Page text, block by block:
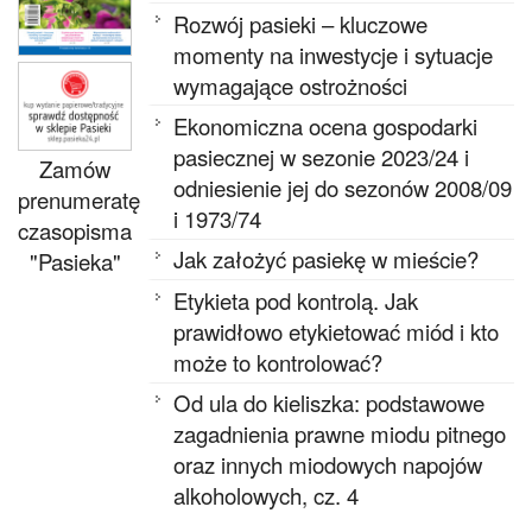
Zamów
prenumeratę
czasopisma
"Pasieka"
Rozwój pasieki – kluczowe
momenty na inwestycje i sytuacje
wymagające ostrożności
Ekonomiczna ocena gospodarki
pasiecznej w sezonie 2023/24 i
odniesienie jej do sezonów 2008/09
i 1973/74
Jak założyć pasiekę w mieście?
Etykieta pod kontrolą. Jak
prawidłowo etykietować miód i kto
może to kontrolować?
Od ula do kieliszka: podstawowe
zagadnienia prawne miodu pitnego
oraz innych miodowych napojów
alkoholowych, cz. 4